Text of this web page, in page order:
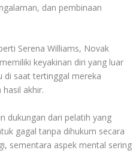
dan pembinaan
Serena Williams, Novak
keyakinan diri yang luar
di saat tertinggal mereka
akhir.
dukungan dari pelatih yang
gagal tanpa dihukum secara
sementara aspek mental sering